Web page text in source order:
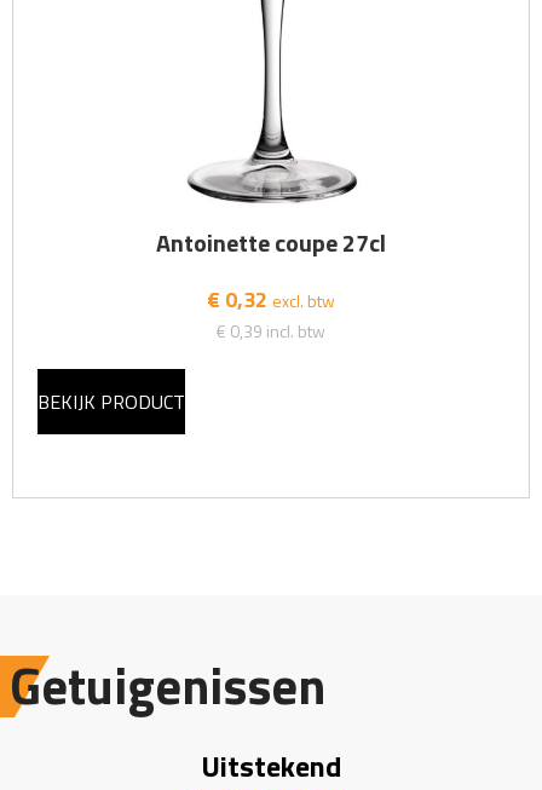
Antoinette coupe 27cl
€ 0,32 excl. btw
€ 0,39 incl. btw
BEKIJK PRODUCT
Getuigenissen
Uitstekend